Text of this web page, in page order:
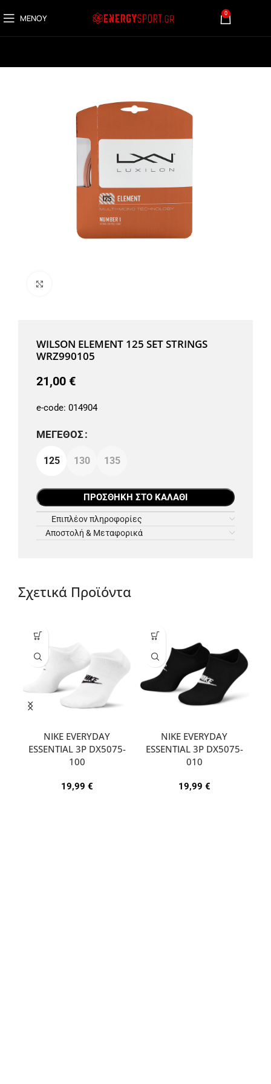
ΜΕΝΟΎ 0
WILSON ELEMENT 125 SET STRINGS
WRZ990105
21,00 €
e-code: 014904
ΜΈΓΕΘΟΣ
125 130 135
ΠΡΟΣΘΉΚΗ ΣΤΟ ΚΑΛΆΘΙ
Επιπλέον πληροφορίες
Αποστολή & Μεταφορικά
Σχετικά Προϊόντα
NIKE EVERYDAY
ESSENTIAL 3P DX5075-
100
19,99 €
NIKE EVERYDAY
ESSENTIAL 3P DX5075-
010
19,99 €